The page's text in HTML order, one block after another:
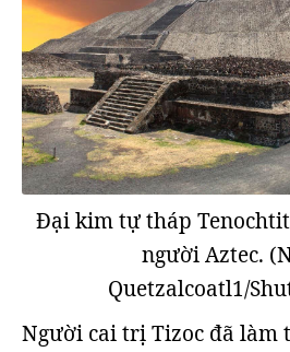
Đại kim tự tháp
người Aztec.
Quetzalcoatl1/
Người cai trị Tizoc đã làm